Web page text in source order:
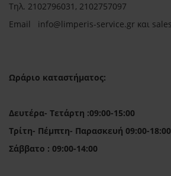
Τηλ. 2102796031, 2102757097
Email info@limperis-service.gr και
Ωράριο καταστήματος:
Δευτέρα- Τετάρτη :09:00-15:00
Τρίτη- Πέμπτη- Παρασκευή 09:00-18:00
Σάββατο : 09:00-14:00